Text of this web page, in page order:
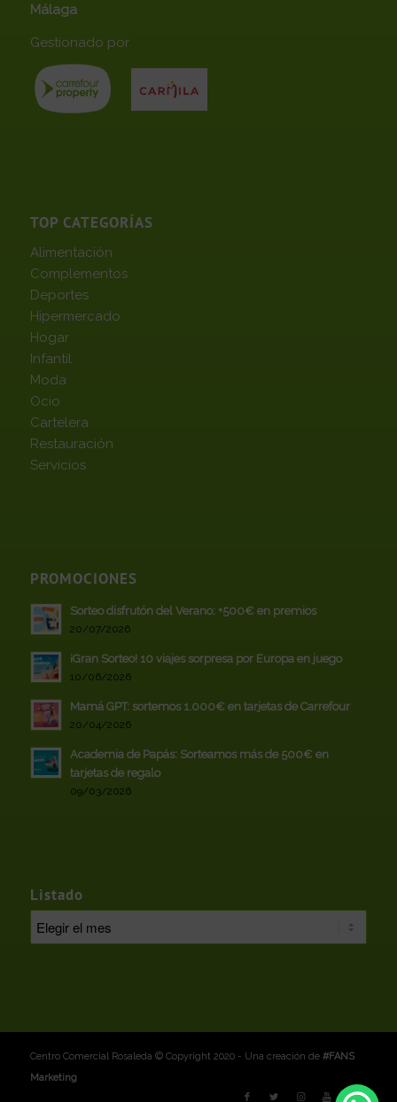
Málaga
Gestionado por
TOP CATEGORÍAS
Alimentación
Complementos
Deportes
Hipermercado
Hogar
Infantil
Moda
Ocio
Cartelera
Restauración
Servicios
PROMOCIONES
Sorteo disfrutón del Verano: +500€ en premios
20/07/2026
¡Gran Sorteo! 10 viajes sorpresa por Europa en juego
10/06/2026
Mamá GPT: sortemos 1.000€ en tarjetas de Carrefour
20/04/2026
Academia de Papás: Sorteamos más de 500€ en
tarjetas de regalo
09/03/2026
Listado
Centro Comercial Rosaleda © Copyright 2020 - Una creación de #FANS
Marketing